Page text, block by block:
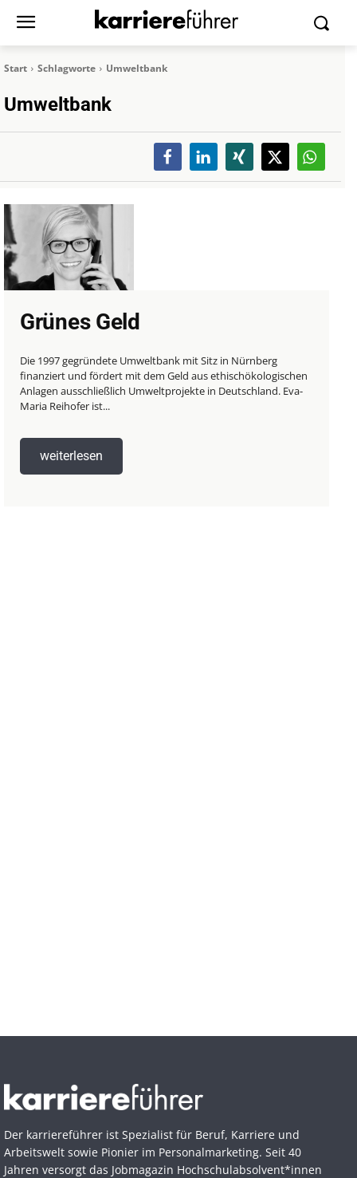
Start Schlagworte Umweltbank
Umweltbank
Grünes Geld
Die 1997 gegründete Umweltbank mit Sitz in Nürnberg
finanziert und fördert mit dem Geld aus ethischökologischen
Anlagen ausschließlich Umweltprojekte in Deutschland. Eva-
Maria Reihofer ist...
weiterlesen
Der karriereführer ist Spezialist für Beruf, Karriere und
Arbeitswelt sowie Pionier im Personal­marketing. Seit 40
Jahren versorgt das Jobmagazin Hochschul­absolvent*innen